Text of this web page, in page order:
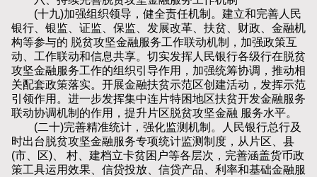
(十九)加强组织领导，健全责任机制。建立和完善人民
银行、银监、证监、保监、发展改革、扶贫、财政、金融机
构等参与的 脱贫攻坚金融服务工作联动机制，加强政策互
动、工作联动和信息共享。切实发挥人民银行各级行在脱贫
攻坚金融服务工作的组织引导作用，加强统筹协调，推动相
关配套政策落实。开展金融扶贫示范区创建活动，发挥示范
引领作用。进一步发挥集中连片特困地区扶贫开发金融服务
联动协调机制的作用，提升片区脱贫攻坚金融 服务水平。
(二十)完善精准统计，强化监测机制。人民银行总行及
时出台脱贫攻坚金融服务专项统计监测制度，从片区、县
(市、区)、 村、建档立卡贫困户等各层次，完善涵盖货币政
策工具运用效果、信贷投放、信贷产品、利率和基础金融服